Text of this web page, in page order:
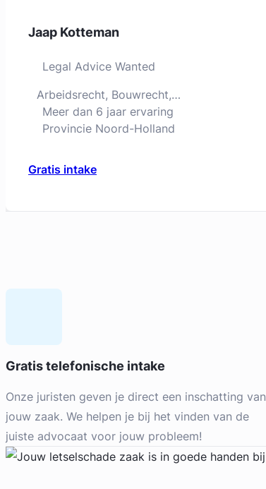
Jaap Kotteman
Legal Advice Wanted
Arbeidsrecht, Bouwrecht,
Consumentenrecht & Verbintenissenrecht
Jurist
Meer dan 6 jaar ervaring
Provincie Noord-Holland
Gratis intake
Huijzer Advocaten
Arbeidsrecht Advocaat
Meer dan 4 jaar ervaring
Provincie Zuid-Holland
Gratis telefonische intake
Onze juristen geven je direct een inschatting van
jouw zaak. We helpen je bij het vinden van de
juiste advocaat voor jouw probleem!